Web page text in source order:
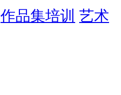
作品集培训 艺术